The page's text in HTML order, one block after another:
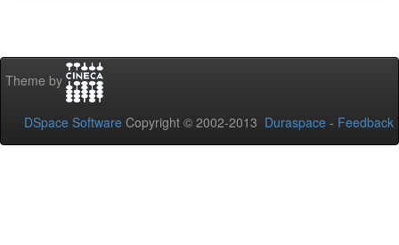
Theme by
DSpace Software Copyright © 2002-2013 Duraspace - Feedback